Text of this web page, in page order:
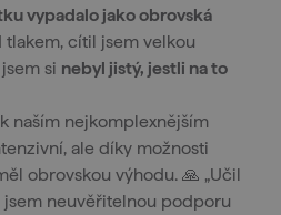
vypadalo jako obrovská
tlakem, cítil jsem velkou
si nebyl jistý, jestli na to
naším nejkomplexnějším
ale díky možnosti
obrovskou výhodu. 🙏 „Učil
neuvěřitelnou podporu